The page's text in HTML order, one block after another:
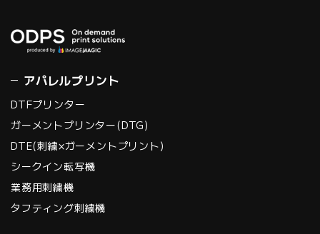
の機械も必要なく、給
導入がしやすいのも特
徴です。
アパレルプリント
DTFプリンター
ガーメントプリンター(DTG)
DTE(刺繍×ガーメントプリント)
シークイン転写機
業務用刺繍機
タフティング刺繍機